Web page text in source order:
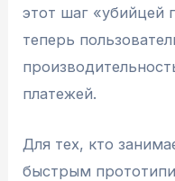
этот шаг «убийцей
теперь
платежей.
Для тех, кто
быстрым